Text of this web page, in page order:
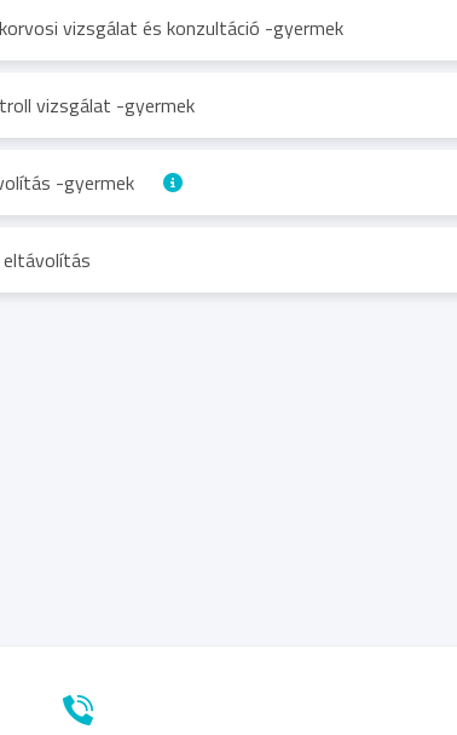
vizsgálat és konzultáció -gyermek
vizsgálat -gyermek
-gyermek